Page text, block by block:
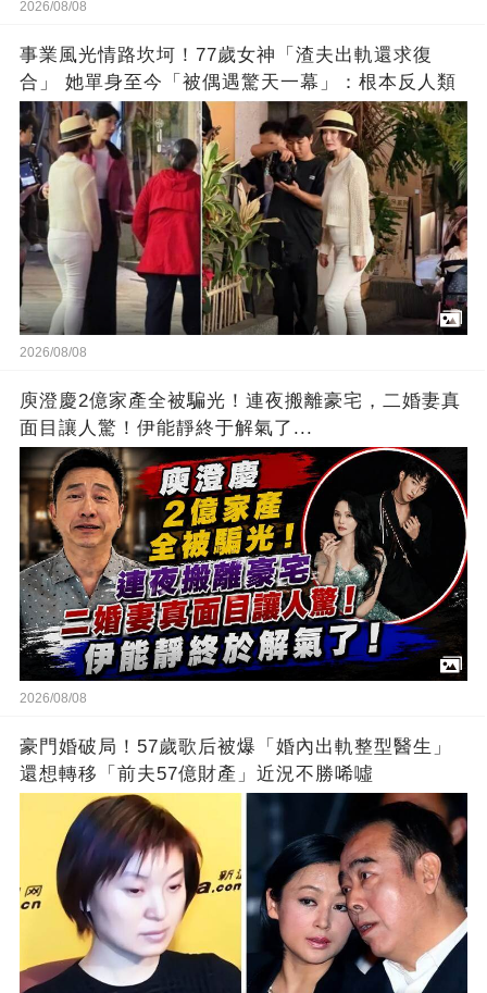
2026/08/08
事業風光情路坎坷！77歲女神「渣夫出軌還求復
合」 她單身至今「被偶遇驚天一幕」：根本反人類
2026/08/08
庾澄慶2億家產全被騙光！連夜搬離豪宅，二婚妻真
面目讓人驚！伊能靜終于解氣了...
2026/08/08
豪門婚破局！57歲歌后被爆「婚內出軌整型醫生」
還想轉移「前夫57億財產」近況不勝唏噓